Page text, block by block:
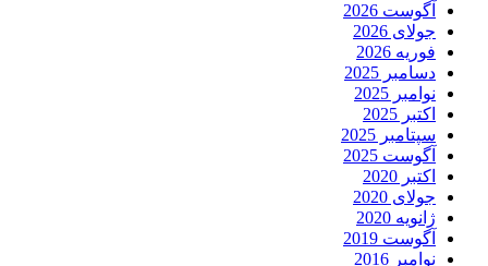
آگوست 2026
جولای 2026
فوریه 2026
دسامبر 2025
نوامبر 2025
اکتبر 2025
سپتامبر 2025
آگوست 2025
اکتبر 2020
جولای 2020
ژانویه 2020
آگوست 2019
نوامبر 2016